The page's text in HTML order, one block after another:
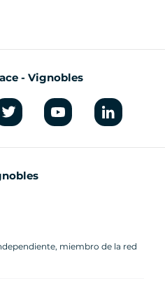
- Vignobles
miembro de la red